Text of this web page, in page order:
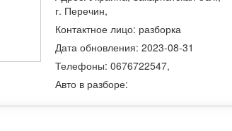
г. Перечин,
Контактное лицо: разборка
Дата обновления: 2023-08-31
Телефоны: 0676722547,
Авто в разборе: